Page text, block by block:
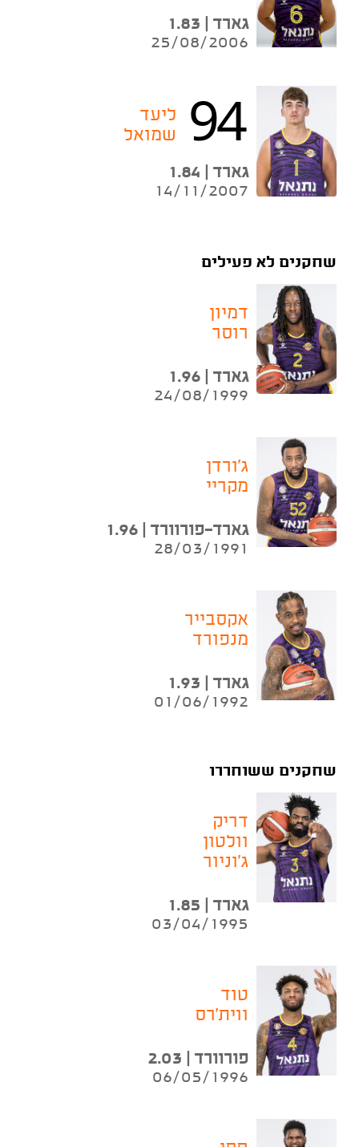
גארד | 1.83
25/08/2006
94
ליעד
שמואל
גארד | 1.84
14/11/2007
שחקנים לא פעילים
דמיון
רוסר
גארד | 1.96
24/08/1999
ג'ורדן
מקריי
גארד-פורוורד | 1.96
28/03/1991
אקסבייר
מנפורד
גארד | 1.93
01/06/1992
שחקנים ששוחררו
דריק
וולטון
ג'וניור
גארד | 1.85
03/04/1995
טוד
ווית'רס
פורוורד | 2.03
06/05/1996